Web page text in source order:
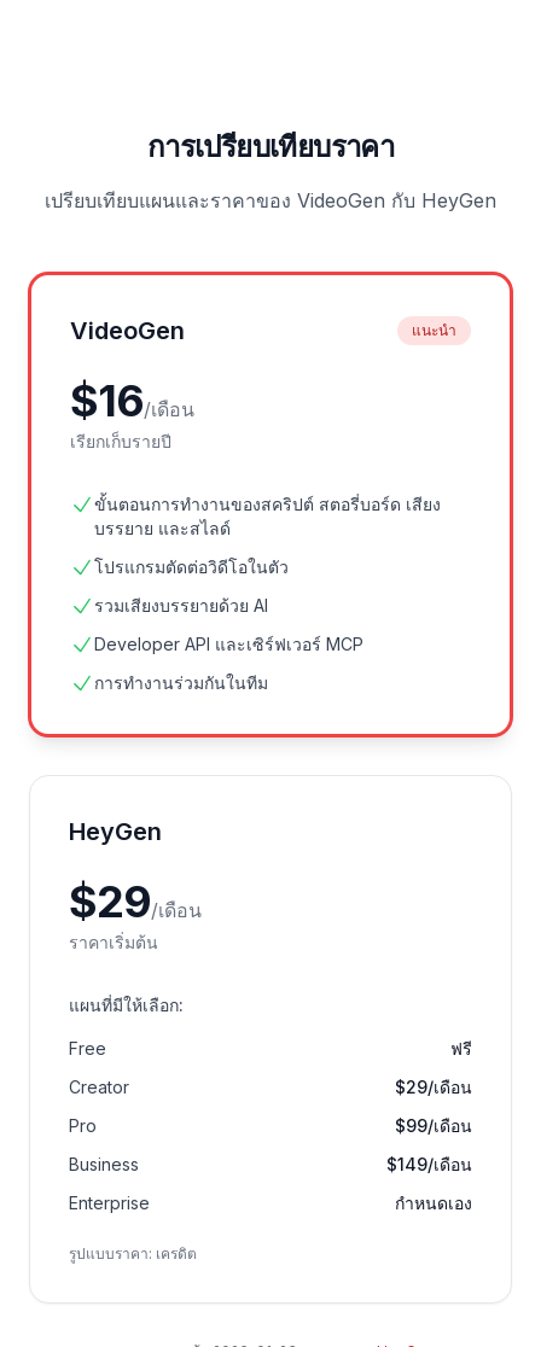
การเปรียบเทียบราคา
เปรียบเทียบแผนและราคาของ VideoGen กับ HeyGen
VideoGen แนะนำ
$16/เดือน
เรียกเก็บรายปี
ขั้นตอนการทำงานของสคริปต์ สตอรี่บอร์ด เสียง
บรรยาย และสไลด์
โปรแกรมตัดต่อวิดีโอในตัว
รวมเสียงบรรยายด้วย AI
Developer API และเซิร์ฟเวอร์ MCP
การทำงานร่วมกันในทีม
HeyGen
$29/เดือน
ราคาเริ่มต้น
แผนที่มีให้เลือก:
Free
ฟรี
Creator
$29/เดือน
Pro
$99/เดือน
Business
$149/เดือน
Enterprise
กำหนดเอง
รูปแบบราคา: เครดิต